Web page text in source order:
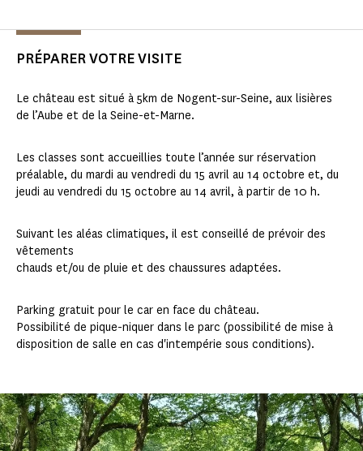
PRÉPARER VOTRE VISITE
Le château est situé à 5km de Nogent-sur-Seine, aux lisières
de l’Aube et de la Seine-et-Marne.
Les classes sont accueillies toute l’année sur réservation
préalable, du mardi au vendredi du 15 avril au 14 octobre et, du
jeudi au vendredi du 15 octobre au 14 avril, à partir de 10 h.
Suivant les aléas climatiques, il est conseillé de prévoir des
vêtements
chauds et/ou de pluie et des chaussures adaptées.
Parking gratuit pour le car en face du château.
Possibilité de pique-niquer dans le parc (possibilité de mise à
disposition de salle en cas d'intempérie sous conditions).